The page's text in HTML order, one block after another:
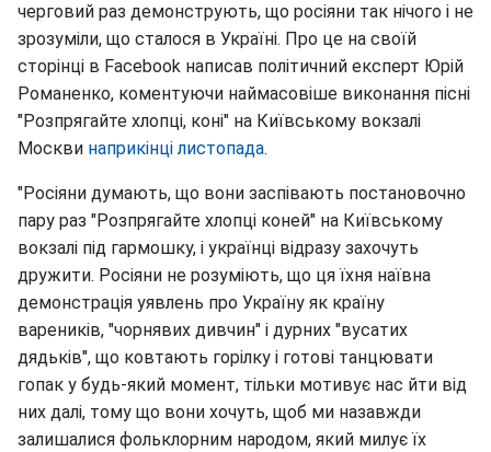
черговий раз демонструють, що росіяни так нічого і не
зрозуміли, що сталося в Україні. Про це на своїй
сторінці в Facebook написав політичний експерт Юрій
Романенко, коментуючи наймасовіше виконання пісні
"Розпрягайте хлопці, коні" на Київському вокзалі
Москви наприкінці листопада.
"Росіяни думають, що вони заспівають постановочно
пару раз "Розпрягайте хлопці коней" на Київському
вокзалі під гармошку, і українці відразу захочуть
дружити. Росіяни не розуміють, що ця їхня наївна
демонстрація уявлень про Україну як країну
вареників, "чорнявих дивчин" і дурних "вусатих
дядьків", що ковтають горілку і готові танцювати
гопак у будь-який момент, тільки мотивує нас йти від
них далі, тому що вони хочуть, щоб ми назавжди
залишалися фольклорним народом, який милує їх